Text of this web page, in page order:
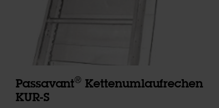
Passavant® Kettenumlaufrechen
KUR-S